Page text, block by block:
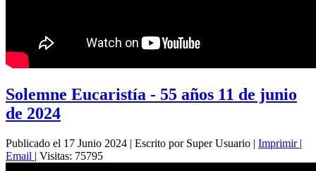
Solemne Eucaristía - 55 años 11 de junio
de 2024
Publicado el 17 Junio 2024 | Escrito por Super Usuario | Imprimir |
Email | Visitas: 75795